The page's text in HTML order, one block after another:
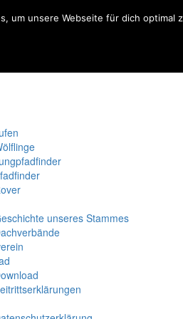
unseres Stammes
um unsere Webseite für dich